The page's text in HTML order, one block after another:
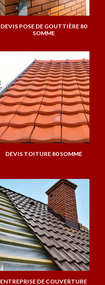
DEVIS POSE DE GOUTTIÈRE 80
SOMME
DEVIS TOITURE 80 SOMME
ENTREPRISE DE COUVERTURE